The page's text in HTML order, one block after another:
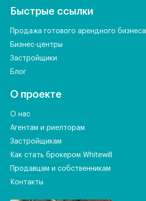
Быстрые ссылки
Продажа готового арендного бизнеса
Бизнес-центры
Застройщики
Блог
О проекте
О нас
Агентам и риелторам
Застройщикам
Как стать брокером Whitewill
Продавцам и собственникам
Контакты